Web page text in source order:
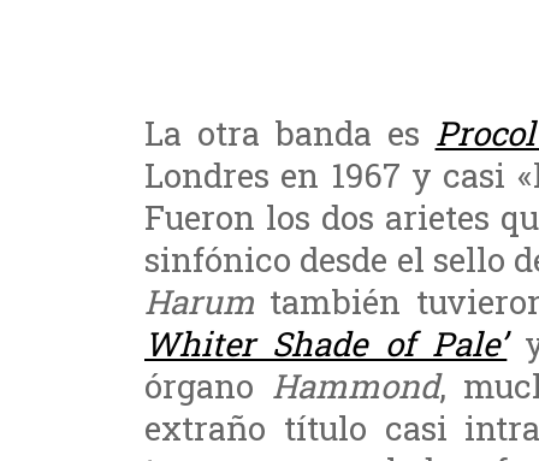
La otra banda es
Londres en 1967 y casi
Fueron los dos arietes
sinfónico desde el sello
Harum también
Whiter Shade of Pale’y
órgano Hammond,
extraño título casi